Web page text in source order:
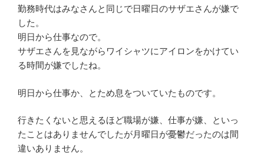
勤務時代はみなさんと同じで日曜日のサザエさんが嫌で
した。
明日から仕事なので。
サザエさんを見ながらワイシャツにアイロンをかけてい
る時間が嫌でしたね。
明日から仕事か、とため息をついていたものです。
行きたくないと思えるほど職場が嫌、仕事が嫌、といっ
たことはありませんでしたが月曜日が憂鬱だったのは間
違いありません。